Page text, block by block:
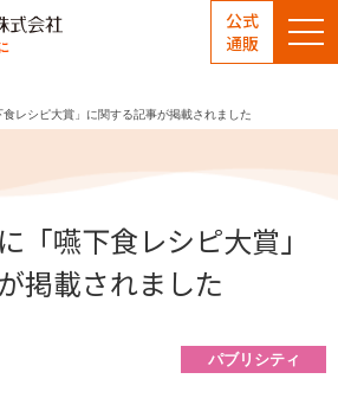
公式
通販
レシピ大賞」に関する記事が掲載されました
「嚥下食レシピ大賞」
掲載されました
パブリシティ